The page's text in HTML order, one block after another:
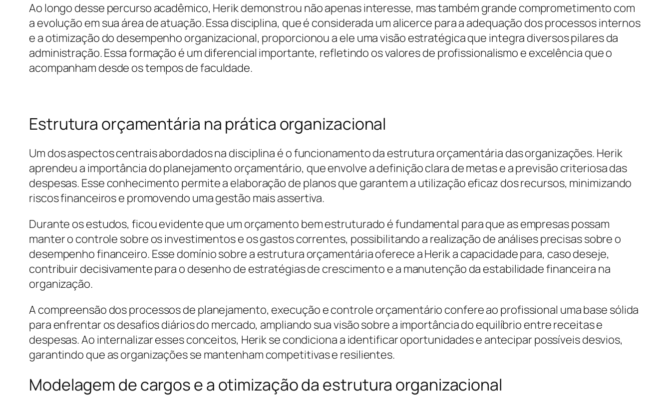
Ao longo desse percurso acadêmico, Herik demonstrou não apenas interesse, mas também grande comprometimento com
a evolução em sua área de atuação. Essa disciplina, que é considerada um alicerce para a adequação dos processos internos
e a otimização do desempenho organizacional, proporcionou a ele uma visão estratégica que integra diversos pilares da
administração. Essa formação é um diferencial importante, refletindo os valores de profissionalismo e excelência que o
acompanham desde os tempos de faculdade.
Estrutura orçamentária na prática organizacional
Um dos aspectos centrais abordados na disciplina é o funcionamento da estrutura orçamentária das organizações. Herik
aprendeu a importância do planejamento orçamentário, que envolve a definição clara de metas e a previsão criteriosa das
despesas. Esse conhecimento permite a elaboração de planos que garantem a utilização eficaz dos recursos, minimizando
riscos financeiros e promovendo uma gestão mais assertiva.
Durante os estudos, ficou evidente que um orçamento bem estruturado é fundamental para que as empresas possam
manter o controle sobre os investimentos e os gastos correntes, possibilitando a realização de análises precisas sobre o
desempenho financeiro. Esse domínio sobre a estrutura orçamentária oferece a Herik a capacidade para, caso deseje,
contribuir decisivamente para o desenho de estratégias de crescimento e a manutenção da estabilidade financeira na
organização.
A compreensão dos processos de planejamento, execução e controle orçamentário confere ao profissional uma base sólida
para enfrentar os desafios diários do mercado, ampliando sua visão sobre a importância do equilíbrio entre receitas e
despesas. Ao internalizar esses conceitos, Herik se condiciona a identificar oportunidades e antecipar possíveis desvios,
garantindo que as organizações se mantenham competitivas e resilientes.
Modelagem de cargos e a otimização da estrutura organizacional